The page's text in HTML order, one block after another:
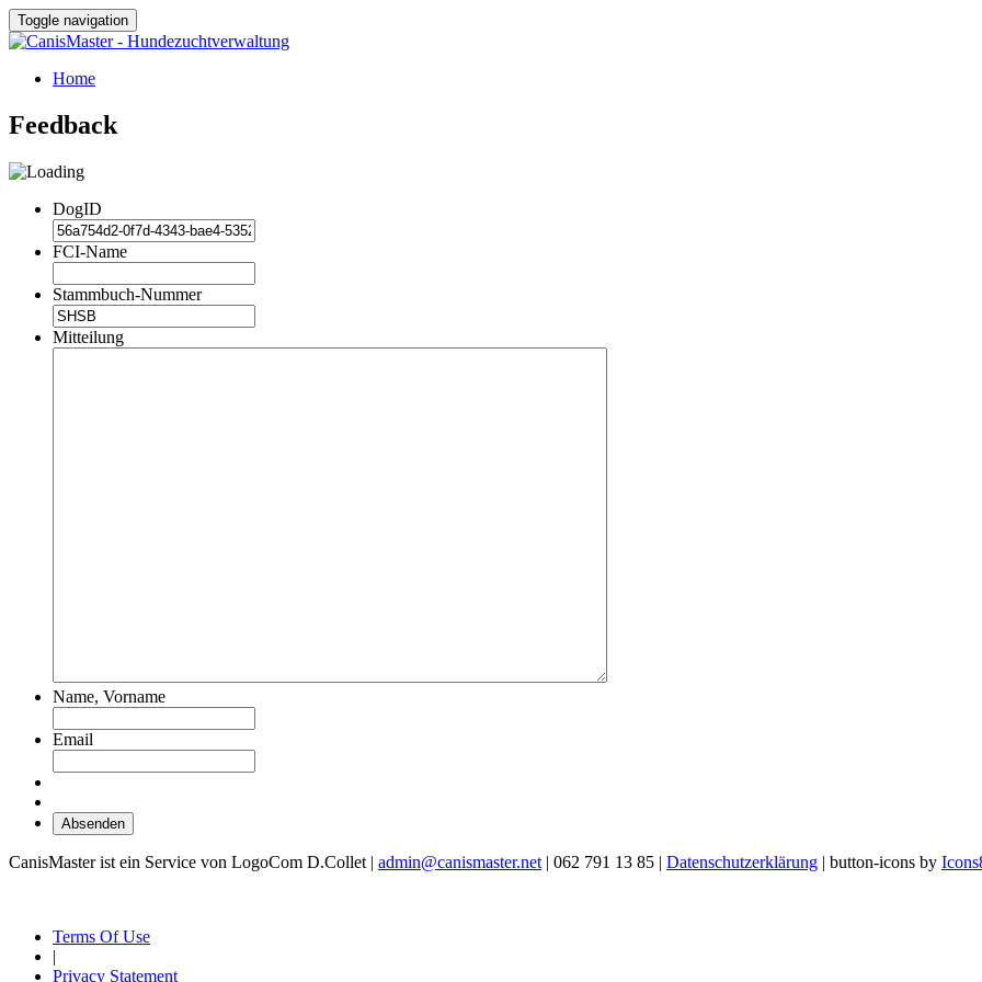
Toggle navigation
Home
Feedback
DogID
FCI-Name
Stammbuch-Nummer
Mitteilung
Name, Vorname
Email
CanisMaster ist ein Service von LogoCom D.Collet | admin@canismaster.net | 062 791 13 85 | Datenschutzerklärung | button-icons by
Terms Of Use
|
Privacy Statement